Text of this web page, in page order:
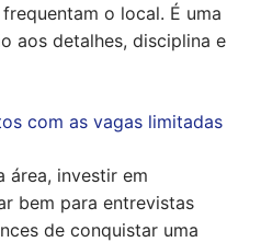
o local. É uma
aos detalhes, disciplina e
com as vagas limitadas
área, investir em
bem para entrevistas
de conquistar uma